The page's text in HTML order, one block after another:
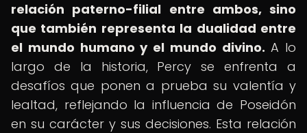
relación paterno-filial entre ambos, sino
que también representa la dualidad entre
el mundo humano y el mundo divino. A lo
largo de la historia, Percy se enfrenta a
desafíos que ponen a prueba su valentía y
lealtad, reflejando la influencia de Poseidón
en su carácter y sus decisiones. Esta relación